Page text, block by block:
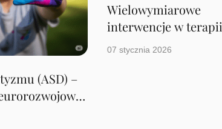
(ASD) –
Wielowymiarowe
interwencje w terapii
nastolatka z ADHD
07 stycznia 2026